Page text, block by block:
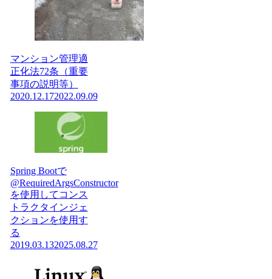
マンション管理適
正化法72条（重要
事項の説明等）
2020.12.172022.09.09
Spring Bootで
@RequiredArgsConstructor
を使用してコンス
トラクタインジェ
クションを使用す
る
2019.03.132025.08.27